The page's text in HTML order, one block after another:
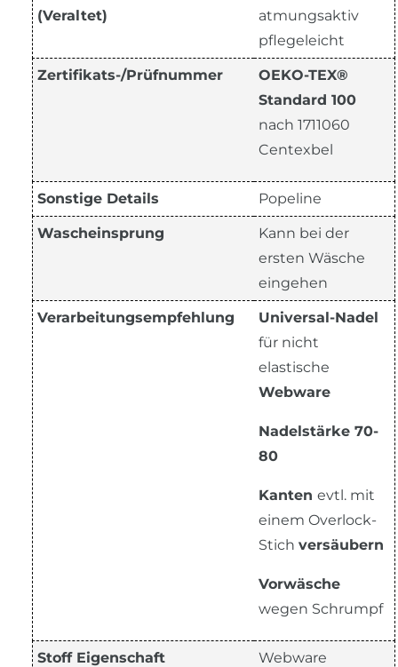
(Veraltet)
atmungsaktiv
pflegeleicht
Zertifikats-/Prüfnummer
OEKO-TEX®
Standard 100
nach 1711060
Centexbel
Sonstige Details Popeline
Wascheinsprung
Kann bei der
ersten Wäsche
eingehen
Verarbeitungsempfehlung
Universal-Nadel
für nicht
elastische
Webware
Nadelstärke 70-
80
Kanten evtl. mit
einem Overlock-
Stich versäubern
Vorwäsche
wegen Schrumpf
Stoff Eigenschaft Webware